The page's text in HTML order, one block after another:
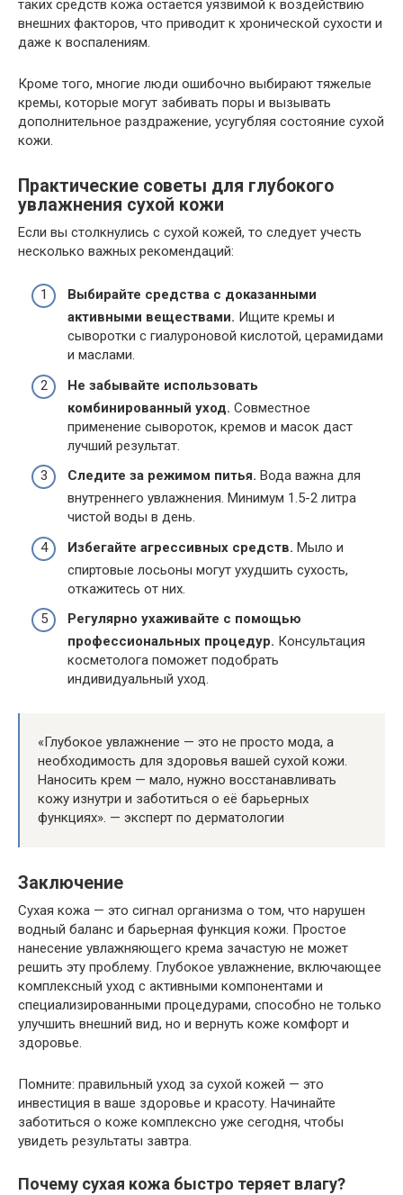
таких средств кожа остается уязвимой к воздействию
внешних факторов, что приводит к хронической сухости и
даже к воспалениям.
Кроме того, многие люди ошибочно выбирают тяжелые
кремы, которые могут забивать поры и вызывать
дополнительное раздражение, усугубляя состояние сухой
кожи.
Практические советы для глубокого
увлажнения сухой кожи
Если вы столкнулись с сухой кожей, то следует учесть
несколько важных рекомендаций:
Выбирайте средства с доказанными
активными веществами. Ищите кремы и
сыворотки с гиалуроновой кислотой, церамидами
и маслами.
Не забывайте использовать
комбинированный уход. Совместное
применение сывороток, кремов и масок даст
лучший результат.
Следите за режимом питья. Вода важна для
внутреннего увлажнения. Минимум 1.5-2 литра
чистой воды в день.
Избегайте агрессивных средств. Мыло и
спиртовые лосьоны могут ухудшить сухость,
откажитесь от них.
Регулярно ухаживайте с помощью
профессиональных процедур. Консультация
косметолога поможет подобрать
индивидуальный уход.
«Глубокое увлажнение — это не просто мода, а
необходимость для здоровья вашей сухой кожи.
Наносить крем — мало, нужно восстанавливать
кожу изнутри и заботиться о её барьерных
функциях». — эксперт по дерматологии
Заключение
Сухая кожа — это сигнал организма о том, что нарушен
водный баланс и барьерная функция кожи. Простое
нанесение увлажняющего крема зачастую не может
решить эту проблему. Глубокое увлажнение, включающее
комплексный уход с активными компонентами и
специализированными процедурами, способно не только
улучшить внешний вид, но и вернуть коже комфорт и
здоровье.
Помните: правильный уход за сухой кожей — это
инвестиция в ваше здоровье и красоту. Начинайте
заботиться о коже комплексно уже сегодня, чтобы
увидеть результаты завтра.
Почему сухая кожа быстро теряет влагу?